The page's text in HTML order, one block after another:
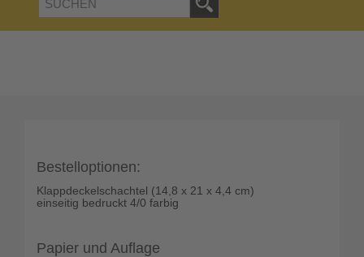
Bestelloptionen:
Klappdeckelschachtel (14,8 x 21 x 4,4 cm)
einseitig bedruckt 4/0 farbig
Papier und Auflage